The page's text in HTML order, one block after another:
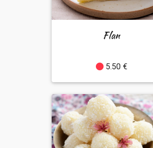
Flan
5.50 €